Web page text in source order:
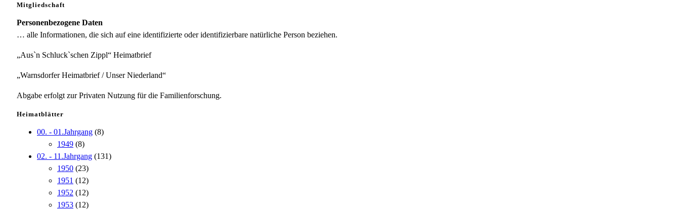
Mitgliedschaft
Personenbezogene Daten
… alle Informationen, die sich auf eine identifizierte oder identifizierbare natürliche Person beziehen.
„Aus`n Schluck`schen Zippl“ Heimatbrief
„Warnsdorfer Heimatbrief / Unser Niederland“
Abgabe erfolgt zur Privaten Nutzung für die Familienforschung.
Heimatblätter
00. - 01.Jahrgang (8)
1949 (8)
02. - 11.Jahrgang (131)
1950 (23)
1951 (12)
1952 (12)
1953 (12)